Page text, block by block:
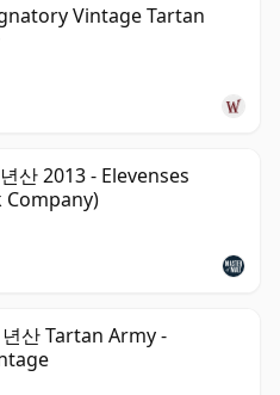
Vintage Tartan
산 2013 - Elevenses
Company)
산 Tartan Army -